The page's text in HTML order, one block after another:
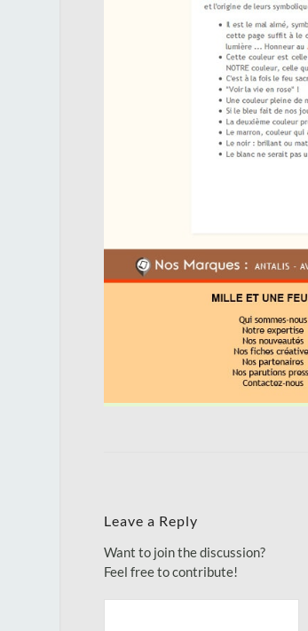
Leave a Reply
Want to join the discussion?
Feel free to contribute!